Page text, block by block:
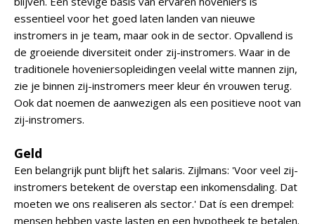
essentieel voor het goed laten landen van nieuwe
instromers in je team, maar ook in de sector. Opvallend is
de groeiende diversiteit onder zij-instromers. Waar in de
traditionele hoveniersopleidingen veelal witte mannen zijn,
zie je binnen zij-instromers meer kleur én vrouwen terug.
Ook dat noemen de aanwezigen als een positieve noot van
zij-instromers.
Geld
Een belangrijk punt blijft het salaris. Zijlmans: 'Voor veel zij-
instromers betekent de overstap een inkomensdaling. Dat
moeten we ons realiseren als sector.' Dat ís een drempel:
mensen hebben vaste lasten en een hypotheek te betalen.